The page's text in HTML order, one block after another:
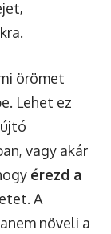
örömet
Lehet ez
vagy akár
érezd a
A
növeli a